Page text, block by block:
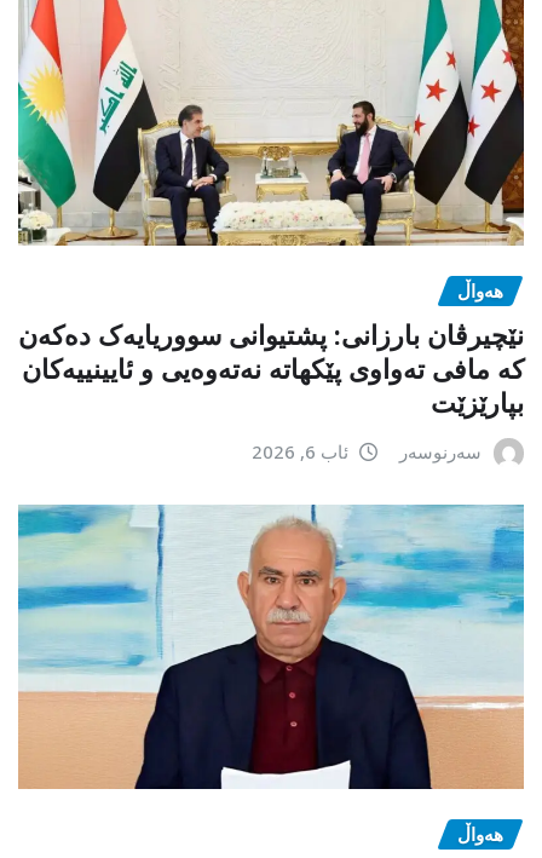
هەواڵ
نێچیرڤان بارزانی: پشتیوانی سووریایەک دەکەن
کە مافی تەواوی پێکهاتە نەتەوەیی و ئایینییەکان
بپارێزێت
سەرنوسەر ئاب 6, 2026
هەواڵ